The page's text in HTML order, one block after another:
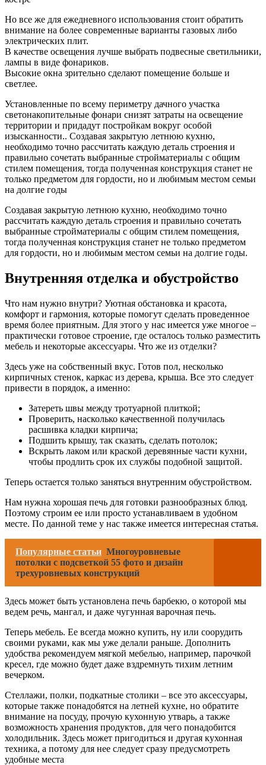
Но все же для ежедневного использования стоит обратить
внимание на более современные варианты газовых либо
электрических плит.
В качестве освещения лучше выбрать подвесные светильники,
лампы в виде фонариков.
Высокие окна зрительно сделают помещение больше и
светлее.
Установленные по всему периметру дачного участка
светонакопительные фонари снизят затраты на освещение
территории и придадут постройкам вокруг особой
изысканности.. Создавая закрытую летнюю кухню,
необходимо точно рассчитать каждую деталь строения и
правильно сочетать выбранные стройматериалы с общим
стилем помещения, тогда полученная конструкция станет не
только предметом для гордости, но и любимым местом семьи
на долгие годы
Создавая закрытую летнюю кухню, необходимо точно
рассчитать каждую деталь строения и правильно сочетать
выбранные стройматериалы с общим стилем помещения,
тогда полученная конструкция станет не только предметом
для гордости, но и любимым местом семьи на долгие годы.
Внутренняя отделка и обустройство
Что нам нужно внутри? Уютная обстановка и красота,
комфорт и гармония, которые помогут сделать проведенное
время более приятным. Для этого у нас имеется уже многое –
практически готовое строение, где осталось только разместить
мебель и некоторые аксессуары. Что же из отделки?
Здесь уже на собственный вкус. Готов пол, несколько
кирпичных стенок, каркас из дерева, крыша. Все это следует
привести в порядок, а именно:
Затереть швы между тротуарной плиткой;
Проверить, насколько качественной получилась
расшивка кладки кирпича;
Подшить крышу, так сказать, сделать потолок;
Вскрыть лаком или краской деревянные части кухни,
чтобы продлить срок их службы подобной защитой.
Теперь остается только заняться внутренним обустройством.
Нам нужна хорошая печь для готовки разнообразных блюд.
Поэтому строим ее или просто устанавливаем в удобном
месте. По данной теме у нас также имеется интересная статья.
Популярные статьи Многоуровневые
потолки с подсветкой 55 фото и дизайн
трехуровневых конструкций
Здесь может быть установлена печь барбекю, о которой мы
ведем речь, мангал, и даже чугунная варочная печь.
Теперь мебель. Ее всегда можно купить, ну или соорудить
своими руками, как мы уже делали раньше. Дополнить
удобства рекомендуем мягкой мебелью, например, парочкой
кресел, где можно будет даже вздремнуть тихим летним
вечерком.
Стеллажи, полки, подкатные столики – все это аксессуары,
которые также понадобятся на летней кухне, но обратите
внимание на посуду, прочую кухонную утварь, а также
возможность хранения продуктов, для чего понадобится
холодильник. Здесь может пригодиться и другая кухонная
техника, а потому для нее следует сразу предусмотреть
удобные места